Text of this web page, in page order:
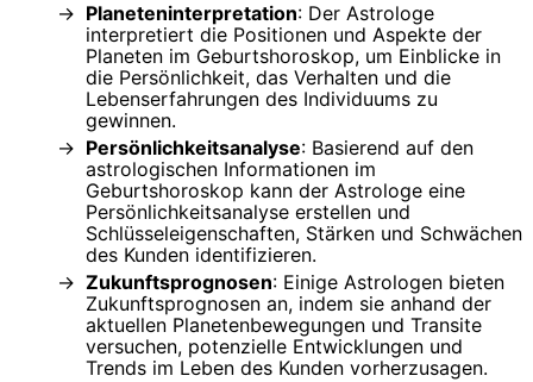
Planeteninterpretation: Der Astrologe
interpretiert die Positionen und Aspekte der
Planeten im Geburtshoroskop, um Einblicke in
die Persönlichkeit, das Verhalten und die
Lebenserfahrungen des Individuums zu
gewinnen.
Persönlichkeitsanalyse: Basierend auf den
astrologischen Informationen im
Geburtshoroskop kann der Astrologe eine
Persönlichkeitsanalyse erstellen und
Schlüsseleigenschaften, Stärken und Schwächen
des Kunden identifizieren.
Zukunftsprognosen: Einige Astrologen bieten
Zukunftsprognosen an, indem sie anhand der
aktuellen Planetenbewegungen und Transite
versuchen, potenzielle Entwicklungen und
Trends im Leben des Kunden vorherzusagen.